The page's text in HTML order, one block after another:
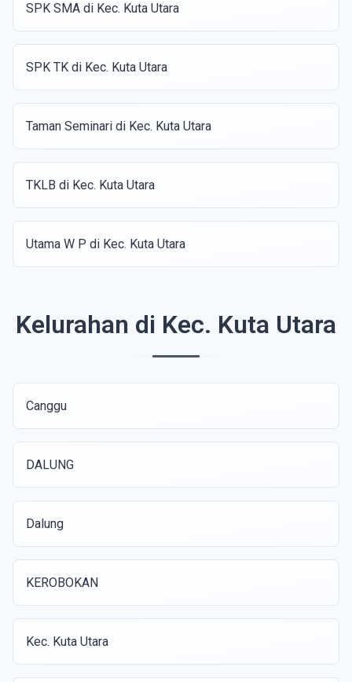
SPK SMA di Kec. Kuta Utara
SPK TK di Kec. Kuta Utara
Taman Seminari di Kec. Kuta Utara
TKLB di Kec. Kuta Utara
Utama W P di Kec. Kuta Utara
Kelurahan di Kec. Kuta Utara
Canggu
DALUNG
Dalung
KEROBOKAN
Kec. Kuta Utara